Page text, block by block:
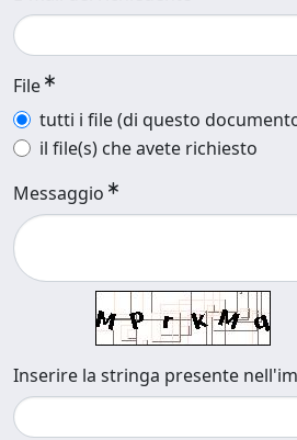
File
tutti i file (di questo
il file(s) che avete richiesto
Messaggio
Inserire la stringa presente